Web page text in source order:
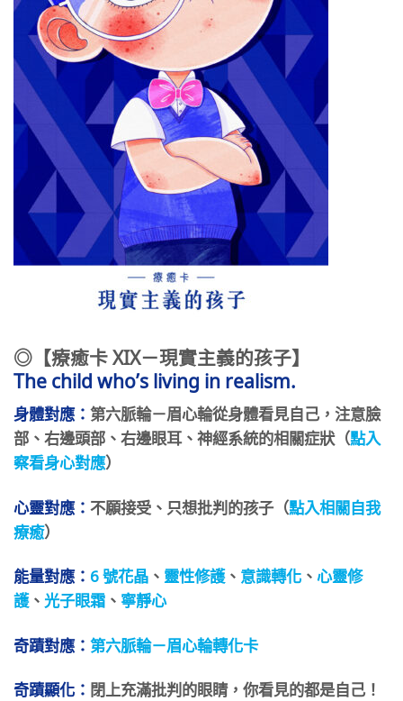
◎【療癒卡 XIX－現實主義的孩子】
The child who’s living in realism.
身體對應： 第六脈輪－眉心輪從身體看見自己，注意臉
部、右邊頭部、右邊眼耳、神經系統的相關症狀（點入
察看身心對應）
心靈對應： 不願接受、只想批判的孩子（點入相關自我
療癒）
能量對應： 6號花晶 、 靈性修護、 意識轉化 、 心靈修
護、 光子眼霜 、 寧靜心
奇蹟對應： 第六脈輪－眉心輪轉化卡
奇蹟顯化： 閉上充滿批判的眼睛，你看見的都是自己！